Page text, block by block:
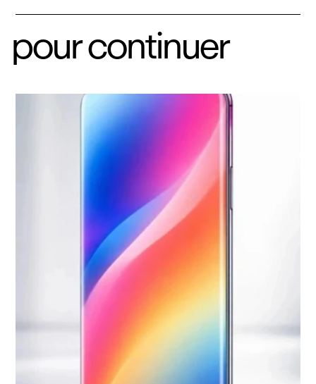
pour continuer